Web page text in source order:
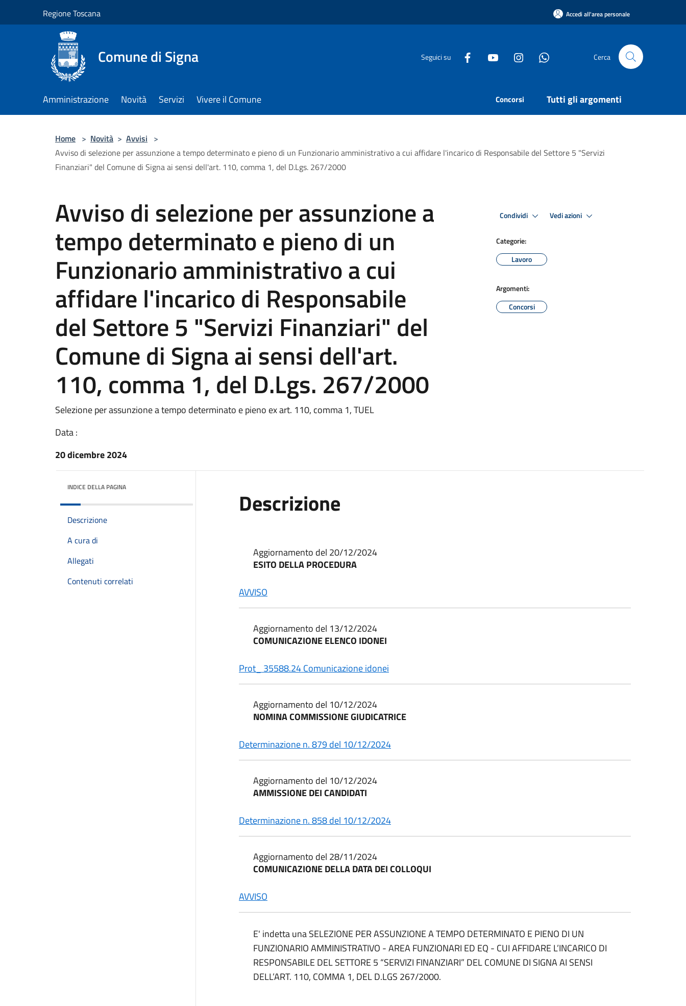
Regione Toscana Accedi all'area personale
Comune di Signa Seguici su Cerca
Amministrazione Novità Servizi Vivere il Comune Concorsi Tutti gli argomenti
Home > Novità > Avvisi >
Avviso di selezione per assunzione a tempo determinato e pieno di un Funzionario amministrativo a cui affidare l'incarico di Responsabile del Settore 5 "Servizi
Finanziari" del Comune di Signa ai sensi dell'art. 110, comma 1, del D.Lgs. 267/2000
Avviso di selezione per assunzione a
tempo determinato e pieno di un
Funzionario amministrativo a cui
affidare l'incarico di Responsabile
del Settore 5 "Servizi Finanziari" del
Comune di Signa ai sensi dell'art.
110, comma 1, del D.Lgs. 267/2000
Selezione per assunzione a tempo determinato e pieno ex art. 110, comma 1, TUEL
Data :
20 dicembre 2024
Condividi Vedi azioni
Categorie:
Lavoro
Argomenti:
Concorsi
INDICE DELLA PAGINA
Descrizione
A cura di
Allegati
Contenuti correlati
Descrizione
Aggiornamento del 20/12/2024
ESITO DELLA PROCEDURA
AVVISO
Aggiornamento del 13/12/2024
COMUNICAZIONE ELENCO IDONEI
Prot_ 35588.24 Comunicazione idonei
Aggiornamento del 10/12/2024
NOMINA COMMISSIONE GIUDICATRICE
Determinazione n. 879 del 10/12/2024
Aggiornamento del 10/12/2024
AMMISSIONE DEI CANDIDATI
Determinazione n. 858 del 10/12/2024
Aggiornamento del 28/11/2024
COMUNICAZIONE DELLA DATA DEI COLLOQUI
AVVISO
E' indetta una SELEZIONE PER ASSUNZIONE A TEMPO DETERMINATO E PIENO DI UN
FUNZIONARIO AMMINISTRATIVO - AREA FUNZIONARI ED EQ - CUI AFFIDARE L’INCARICO DI
RESPONSABILE DEL SETTORE 5 “SERVIZI FINANZIARI” DEL COMUNE DI SIGNA AI SENSI
DELL’ART. 110, COMMA 1, DEL D.LGS 267/2000.